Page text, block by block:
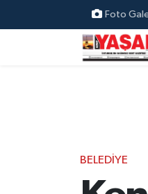
Foto
BELEDİYE